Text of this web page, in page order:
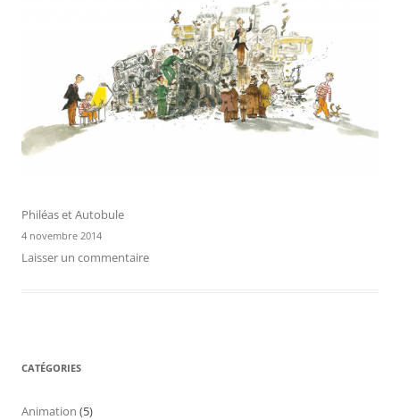
Philéas et Autobule
4 novembre 2014
Laisser un commentaire
CATÉGORIES
Animation (5)